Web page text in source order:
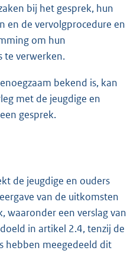
bij het gesprek, hun
en de vervolgprocedure en
om hun
te verwerken.
bekend is, kan
met de jeugdige en
gesprek.
de jeugdige en ouders
van de uitkomsten
waaronder een verslag van
in artikel 2.4, tenzij de
hebben meegedeeld dit